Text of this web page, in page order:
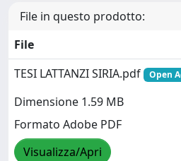
File in questo prodotto:
File
TESI LATTANZI SIRIA.pdf
Open
Dimensione 1.59 MB
Formato Adobe PDF
Visualizza/Apri